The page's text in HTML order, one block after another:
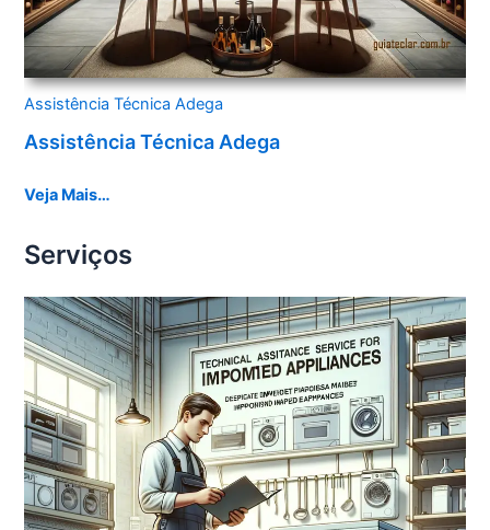
Assistência Técnica Adega
Assistência Técnica Adega
Veja Mais…
Serviços